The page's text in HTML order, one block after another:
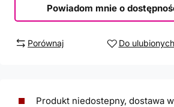
Powiadom mnie o
Porównaj Do ulubionych
Produkt niedostepny, dostawa